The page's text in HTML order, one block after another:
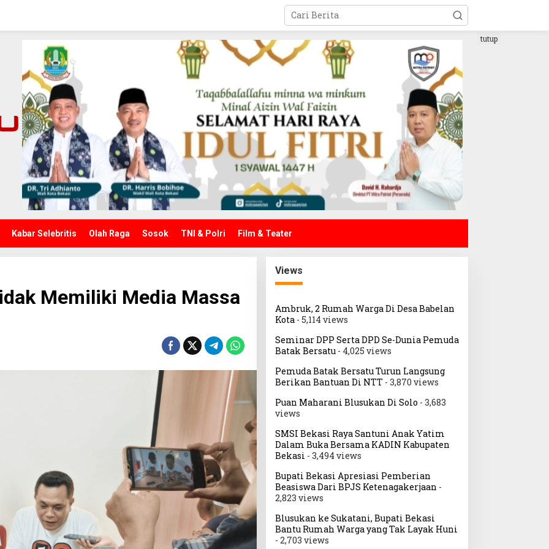
Kabar Selebritis Olah Raga Sosok TNI & Polri Film & Teater
tutup
Memiliki Media Massa
Views
Ambruk, 2 Rumah Warga Di Desa Babelan
Kota- 5,114 views
Seminar DPP Serta DPD Se-Dunia Pemuda
Batak Bersatu- 4,025 views
Pemuda Batak Bersatu Turun Langsung
Berikan Bantuan Di NTT - 3,870 views
Puan Maharani Blusukan Di Solo - 3,683
views
SMSI Bekasi Raya Santuni Anak Yatim
Dalam Buka Bersama KADIN Kabupaten
Bekasi - 3,494 views
Bupati Bekasi Apresiasi Pemberian
Beasiswa Dari BPJS Ketenagakerjaan -
2,823 views
Blusukan ke Sukatani, Bupati Bekasi
Bantu Rumah Warga yang Tak Layak Huni
- 2,703 views